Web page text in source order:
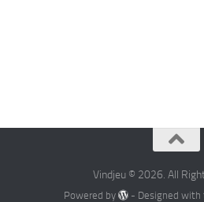
Vindjeu © 2026. All
Powered by - Designed with